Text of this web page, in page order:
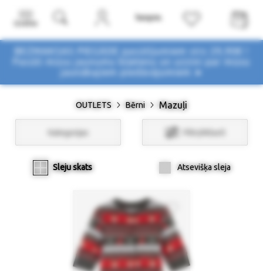
BEZMAKSAS PIEGĀDE pasūtījumiem virs 29,90€ !
Pasūti mūsu jaunumu biļetenu un uzzini par mūsu
OUTLETS Bērni Mazuļi
Kategorijas Filtri/Atlasīt
Sleju skats Atsevišķa sleja